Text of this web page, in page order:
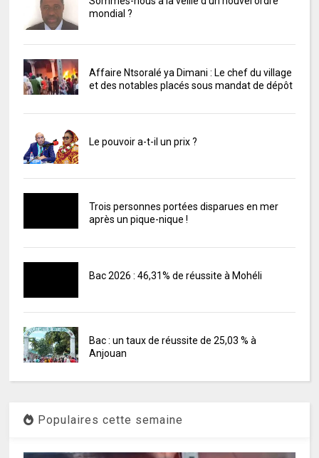
mondial ?
Affaire Ntsoralé ya Dimani : Le chef du village
et des notables placés sous mandat de dépôt
Le pouvoir a-t-il un prix ?
Trois personnes portées disparues en mer
après un pique-nique !
Bac 2026 : 46,31% de réussite à Mohéli
Bac : un taux de réussite de 25,03 % à
Anjouan
Populaires cette semaine